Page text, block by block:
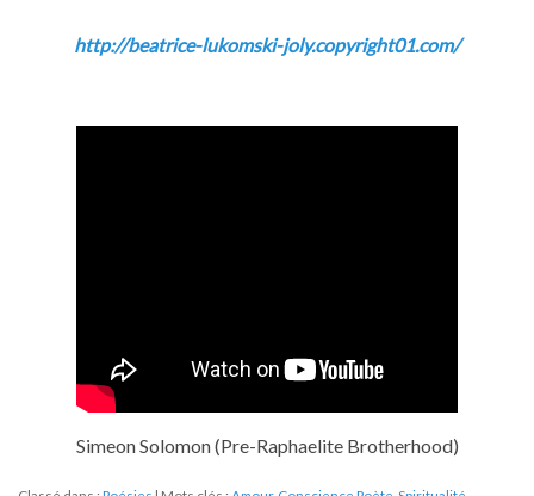
http://beatrice-lukomski-joly.copyright01.com/
Simeon Solomon (Pre-Raphaelite Brotherhood)